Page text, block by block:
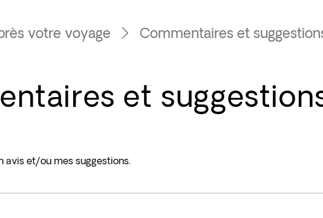
votre voyage Commentaires et
et
avis et/ou mes suggestions.